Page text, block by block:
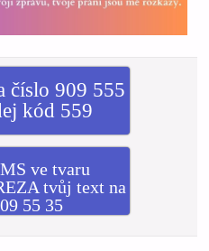
číslo 909 555
kód 559
ve tvaru
tvůj text na
55 35